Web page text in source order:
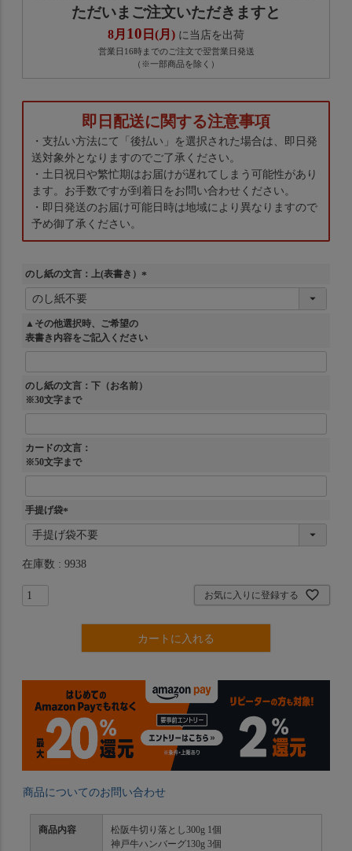
ただいまご注文いただきますと
8月 10 日(月) に当店を出荷
営業日16時までのご注文で翌営業日発送
（※一部商品を除く）
即日配送に関する注意事項
・支払い方法にて「後払い」を選択された場合は、即日発
送対象外となりますのでご了承ください。
・土日祝日や繁忙期はお届けが遅れてしまう可能性があり
ます。お手数ですが到着日をお問い合わせください。
・即日発送のお届け可能日時は地域により異なりますので
予め御了承ください。
のし紙の文言：上(表書き）
(
▲その他選択時、ご希望の
表書き内容をご記入ください
のし紙の文言：下（お名前）
※30文字まで
カードの文言：
※50文字まで
手提げ袋
(
必
)
在庫数 9938
お気に入りに登録する
カートに入れる
商品についてのお問い合わせ
商品内容
松阪牛切り落とし300g 1個
神戸牛ハンバーグ130g 3個